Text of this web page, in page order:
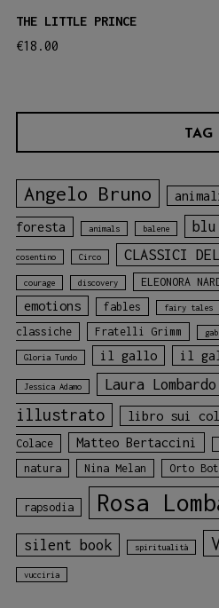
THE LITTLE PRINCE
€18.00
TAG
Angelo Bruno
foresta animals balene blu
cosentino Circo CLASSICI
courage discovery ELEONORA
emotions
fables fairy tales
classiche
Fratelli Grimm
Gloria Tundo il gallo il
Jessica Adamo Laura Lombardo
illustrato
libro sui
Colace
Matteo Bertaccini
natura Nina Melan Orto
rapsodia Rosa
silent book spiritualità
vucciria